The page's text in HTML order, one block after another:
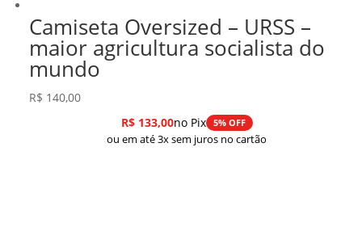
Camiseta Oversized – URSS –
maior agricultura socialista do
mundo
R$ 140,00
R$133,00no Pix 5% OFF
ou em até 3x sem juros no cartão